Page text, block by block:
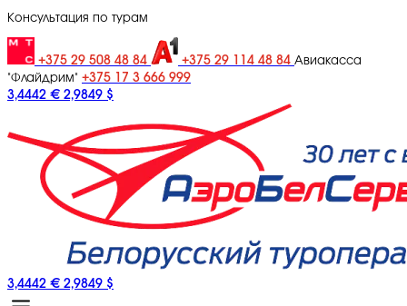
Консультация по турам
+375 29 508 48 84 +375 29 114 48 84 Авиакасса
"Флайдрим" +375 17 3 666 999
3,4442 € 2,9849 $
3,4442 € 2,9849 $